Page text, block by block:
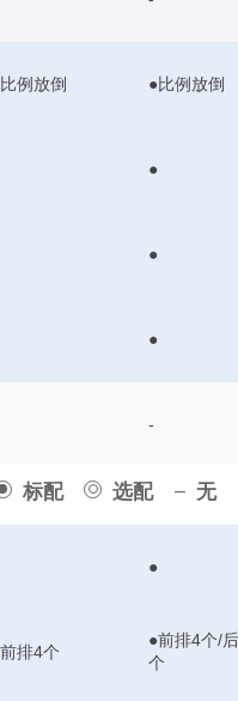
标配 选配 无
例放倒 ●比例放倒
●
●
●
-
●
排4个
●前排4个/
个